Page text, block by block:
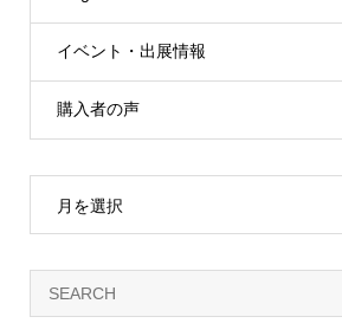
イベント・出展情報
購入者の声
月を選択